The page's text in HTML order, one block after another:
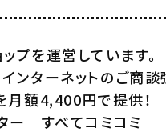
プを運営しています。
ンターネットのご商談
額4,400円で提供！
ー すべてコミコミ